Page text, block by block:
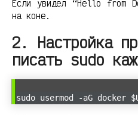
Если увидел “Hello from
на коне.
2. Настройка
писать sudo
sudo usermod -aG docker